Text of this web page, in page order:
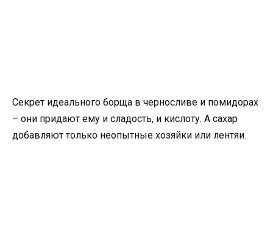
Секрет идеального борща в черносливе и помидорах
– они придают ему и сладость, и кислоту. А сахар
добавляют только неопытные хозяйки или лентяи.